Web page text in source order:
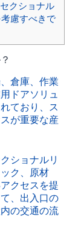
クショナル
慮すべきで
倉庫、作業
ドアソリュ
ており、ス
が重要な産
ショナルリ
ク、原材
クセスを提
、出入口の
の交通の流